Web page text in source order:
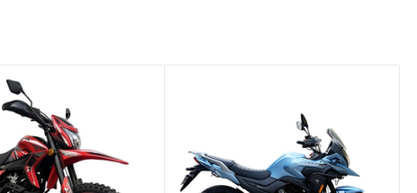
гальма з високим ККД. Вони миттєво схоплюють колеса та